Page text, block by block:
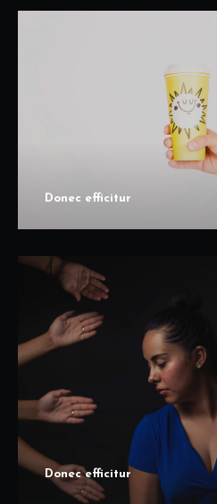
Donec efficitur
Donec efficitur